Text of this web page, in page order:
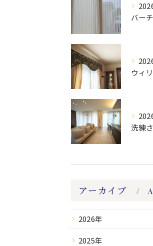
アーカイブ
2026年
2025年